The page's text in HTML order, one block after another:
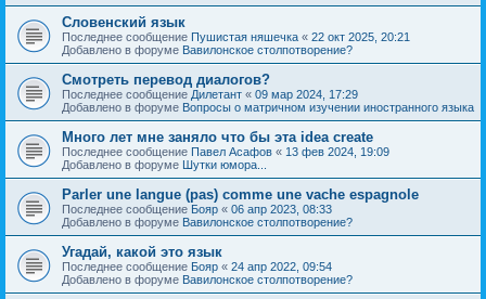
Словенский язык
Последнее сообщение Пушистая няшечка « 22 окт 2025, 20:21
Добавлено в форуме Вавилонское столпотворение?
Смотреть перевод диалогов?
Последнее сообщение Дилетант « 09 мар 2024, 17:29
Добавлено в форуме Вопросы о матричном изучении иностранного языка
Много лет мне заняло что бы эта idea create
Последнее сообщение Павел Асафов « 13 фев 2024, 19:09
Добавлено в форуме Шутки юмора...
Parler une langue (pas) comme une vache espagnole
Последнее сообщение Бояр « 06 апр 2023, 08:33
Добавлено в форуме Вавилонское столпотворение?
Угадай, какой это язык
Последнее сообщение Бояр « 24 апр 2022, 09:54
Добавлено в форуме Вавилонское столпотворение?